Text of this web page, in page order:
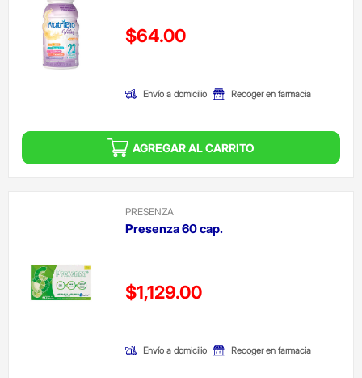
Precio reducido de
$64.00
Envío a domicilio Recoger en farmacia
AGREGAR AL CARRITO
PRESENZA
Presenza 60 cap.
Precio reducido de
$1,129.00
Envío a domicilio Recoger en farmacia